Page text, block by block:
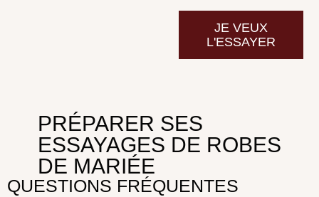
JE VEUX
L'ESSAYER
PRÉPARER SES
ESSAYAGES DE ROBES
DE MARIÉE
QUESTIONS FRÉQUENTES